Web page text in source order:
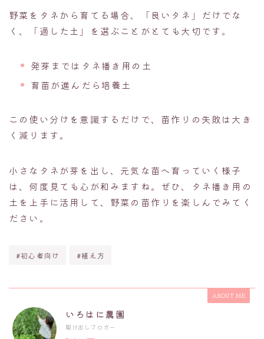
野菜をタネから育てる場合、「良いタネ」だけでな
く、「適した土」を選ぶことがとても大切です。
発芽まではタネ播き用の土
育苗が進んだら培養土
この使い分けを意識するだけで、苗作りの失敗は大き
く減ります。
小さなタネが芽を出し、元気な苗へ育っていく様子
は、何度見ても心が和みますね。ぜひ、タネ播き用の
土を上手に活用して、野菜の苗作りを楽しんでみてく
ださい。
#初心者向け #植え方
ABOUT ME
いろはに農園
駆け出しブロガー